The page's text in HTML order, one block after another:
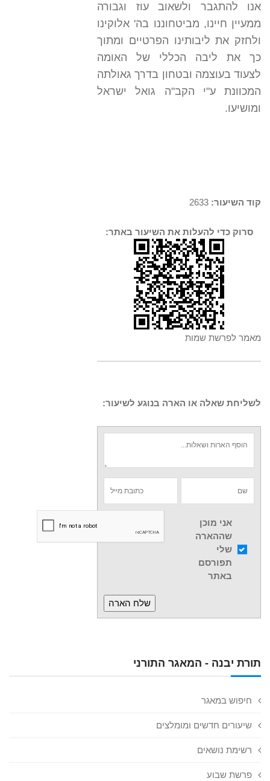
תורת יבנה - המאגר התורני
חיפוש במאגר
שיעורים חדשים ומומלצים
רשימת נושאים
פרשת שבוע
אנו להתגבר ולשאוב עוז וגבורה
ממעיין חיינו, מביטחוננו בה' אלוקינו
ולחזק את ליבותינו הפרטיים ומתוך
כך את ליבה הכללי של האומה
לצעוד בעוצמה ובטחון בדרך גאולתה
המכוונת ע"י הקב"ה גואל ישראל
ומושיעו.
קוד השיעור:
סרוק כדי להעלות את השיעור באתר:
מאמר לפרשת שמות
לשליחת שאלה או הארה בנוגע לשיעור:
אני מוכן
שההארה
שלי
תפורסם
באתר